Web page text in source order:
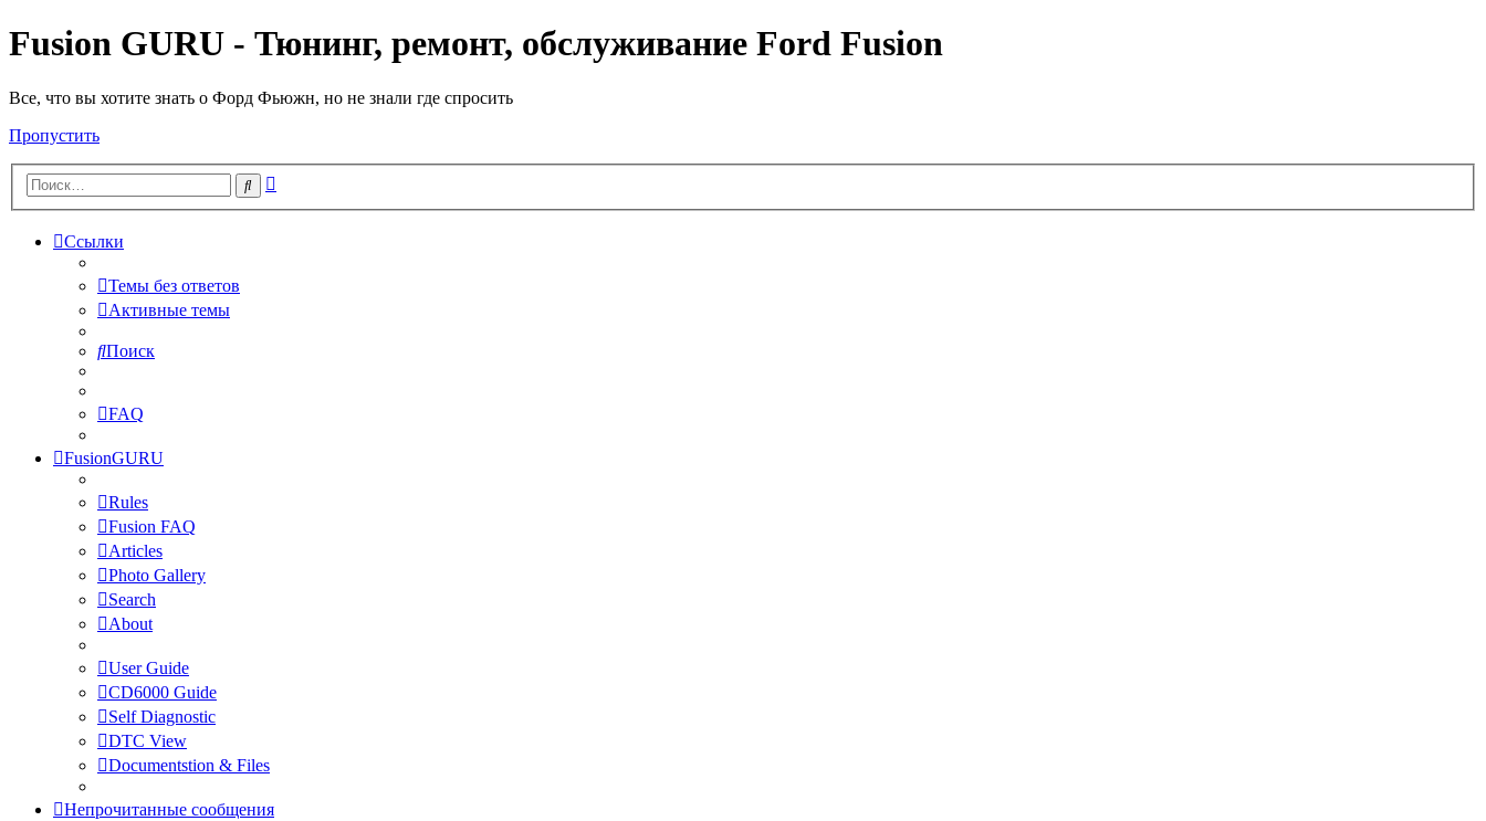
Fusion GURU - Тюнинг, ремонт, обслуживание Ford Fusion
Все, что вы хотите знать о Форд Фьюжн, но не знали где спросить
Пропустить
Поиск
Ссылки
Темы без ответов
Активные темы
Поиск
FAQ
FusionGURU
Rules
Fusion FAQ
Articles
Photo Gallery
Search
About
User Guide
CD6000 Guide
Self Diagnostic
DTC View
Documentstion & Files
Непрочитанные сообщения